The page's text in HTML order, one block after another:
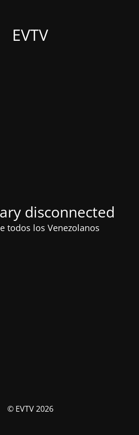
EVTV
disconnected
todos los Venezolanos
© EVTV 2026